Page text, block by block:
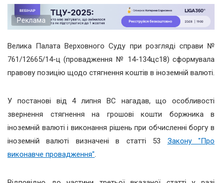
Реклама
Велика Палата Верховного Суду при розгляді справи №
761/12665/14-ц (провадження № 14-134цс18) сформувала
правову позицію щодо стягнення коштів в іноземній валюті.
У постанові від 4 липня ВС нагадав, що особливості
звернення стягнення на грошові кошти боржника в
іноземній валюті і виконання рішень при обчисленні боргу в
іноземній валюті визначені в статті 53 Закону "Про
виконавче провадження".